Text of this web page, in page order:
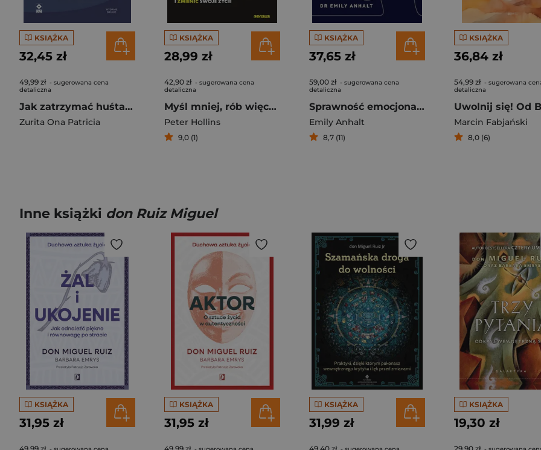
KSIĄŻKA
32,45 zł
49,99 zł - sugerowana cena
detaliczna
Jak zatrzymać huśtawkę nastrojów wyd. 2026
Zurita Ona Patricia
KSIĄŻKA
28,99 zł
42,90 zł - sugerowana cena
detaliczna
Myśl mniej, rób więcej. Jak nastawić się na działanie, przestać nadmiernie analizować i zmienić swoje życie
Peter Hollins
9,0 (1)
KSIĄŻKA
37,65 zł
59,00 zł - sugerowana cena
detaliczna
Sprawność emocjonalna. Jak wzmocnić 7 filarów zdrowia psychicznego
Emily Anhalt
8,7 (11)
KSIĄŻKA
36,84 zł
54,99 zł - sugerowana
detaliczna
Marcin Fabjański
8,0 (6)
Inne książki don Ruiz Miguel
KSIĄŻKA
31,95 zł
KSIĄŻKA
31,95 zł
KSIĄŻKA
31,99 zł
KSIĄŻKA
19,30 zł